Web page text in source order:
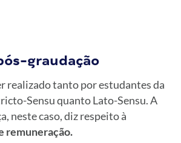
graudação
realizado tanto por estudantes da
Sensu quanto Lato-Sensu. A
neste caso, diz respeito à
remuneração.